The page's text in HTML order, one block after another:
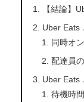
【結論】
Uber Eats
同時オ
配達員
Uber Eats
待機時